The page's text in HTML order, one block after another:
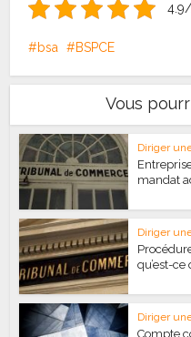
bsa BSPCE
Vous
Diriger
mandat
Diriger
qu’est-ce
Diriger
Compte